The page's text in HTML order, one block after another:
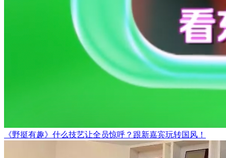
《野挺有趣》什么技艺让全员惊呼？跟新嘉宾玩转国风！